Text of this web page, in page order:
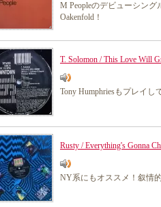
M Peopleのデビューシン
Oakenfold！
T. Solomon / This Love Will
Tony Humphriesもプレイし
Rusty / Everything's Gonna
NY系にもオススメ！叙情